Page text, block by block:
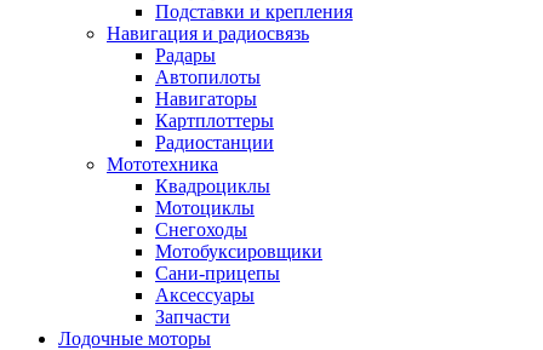
Подставки и крепления
Навигация и радиосвязь
Радары
Автопилоты
Навигаторы
Картплоттеры
Радиостанции
Мототехника
Квадроциклы
Мотоциклы
Снегоходы
Мотобуксировщики
Сани-прицепы
Аксессуары
Запчасти
Лодочные моторы